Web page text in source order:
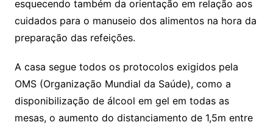
esquecendo também da orientação em relação aos
cuidados para o manuseio dos alimentos na hora da
preparação das refeições.
A casa segue todos os protocolos exigidos pela
OMS (Organização Mundial da Saúde), como a
disponibilização de álcool em gel em todas as
mesas, o aumento do distanciamento de 1,5m entre